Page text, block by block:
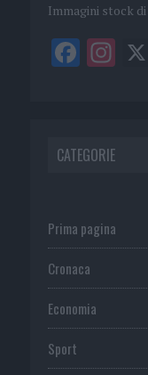
Immagini stock di
CATEGORIE
Prima pagina
Cronaca
Economia
Sport